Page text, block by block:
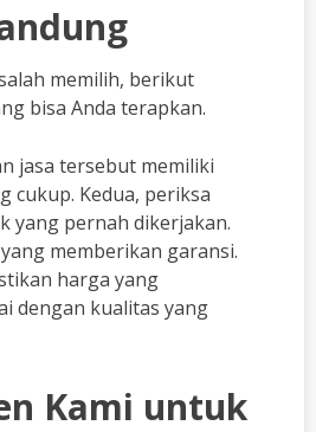
memilih, berikut
bisa Anda terapkan.
jasa tersebut memiliki
cukup. Kedua, periksa
yang pernah dikerjakan.
memberikan garansi.
harga yang
dengan kualitas yang
Kami untuk